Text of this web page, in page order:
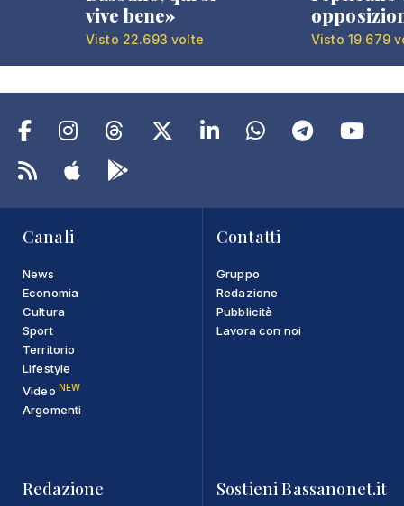
vive bene»
Visto 22.693 volte Visto 19.679
Canali
News
Economia
Cultura
Sport
Territorio
Lifestyle
Video NEW
Argomenti
Contatti
Gruppo
Redazione
Pubblicità
Lavora con noi
Redazione Sostieni Bassanonet.it